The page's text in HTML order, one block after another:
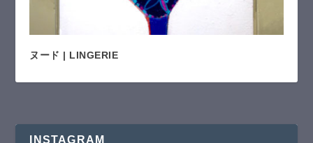
ヌード | LINGERIE
INSTAGRAM